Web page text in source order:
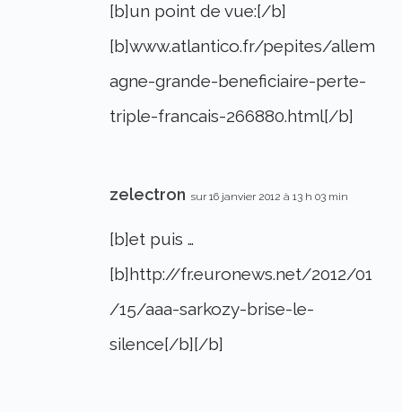
[b]un point de vue:[/b]
[b]www.atlantico.fr/pepites/allem
agne-grande-beneficiaire-perte-
triple-francais-266880.html[/b]
zelectron sur 16 janvier 2012 à 13 h 03 min
[b]et puis …
[b]http://fr.euronews.net/2012/01
/15/aaa-sarkozy-brise-le-
silence[/b][/b]